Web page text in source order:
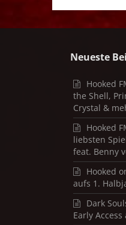
Neueste
Hooked
the Shell,
Crystal &
Hooked
liebsten
feat. Benny
Hooked
aufs 1.
Dark
Early